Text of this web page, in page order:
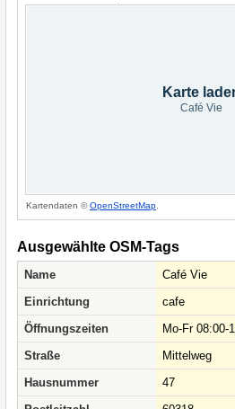
Karte
Café Vie
Kartendaten ©OpenStreetMap
Ausgewählte OSM-Tags
Name
Café Vie
Einrichtung
cafe
Öffnungszeiten
Mo-Fr 08:00-
Straße
Mittelweg
Hausnummer
47